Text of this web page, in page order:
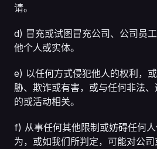
请。
d) 冒充或试图冒充公司、公司员
他个人或实体。
e) 以任何方式侵犯他人的权利，
胁、欺诈或有害，或与任何非法
的或活动相关。
f) 从事任何其他限制或妨碍任何
为，或如我们所判定，可能对公